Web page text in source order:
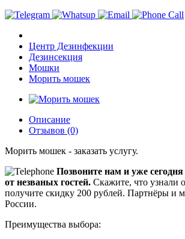
Центр Дезинфекции
Дезинсекция
Мошки
Морить мошек
Описание
Отзывов (0)
Морить мошек - заказать услугу.
Позвоните нам и уже
от незваных гостей. Скажите, что узнали
получите скидку 200 рублей. Партнёры и
России.
Преимущества выбора: